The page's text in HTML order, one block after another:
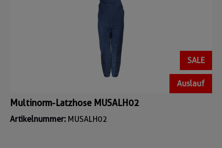
SALE
Auslauf
Multinorm-Latzhose MUSALH02
Artikelnummer: MUSALH02